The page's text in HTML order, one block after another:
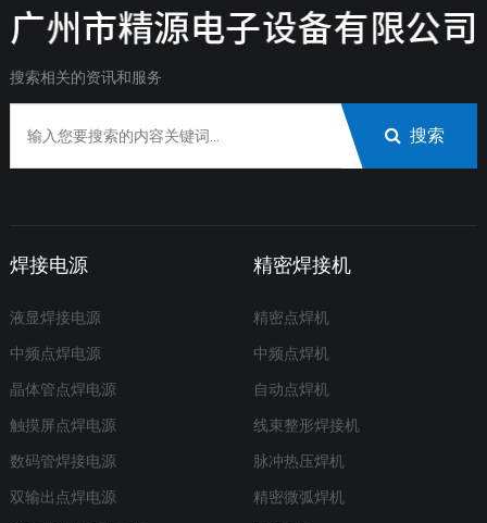
搜索相关的资讯和服务
搜索
焊接电源
液显焊接电源
中频点焊电源
晶体管点焊电源
触摸屏点焊电源
数码管焊接电源
双输出点焊电源
精密焊接机
精密点焊机
中频点焊机
自动点焊机
线束整形焊接机
脉冲热压焊机
精密微弧焊机